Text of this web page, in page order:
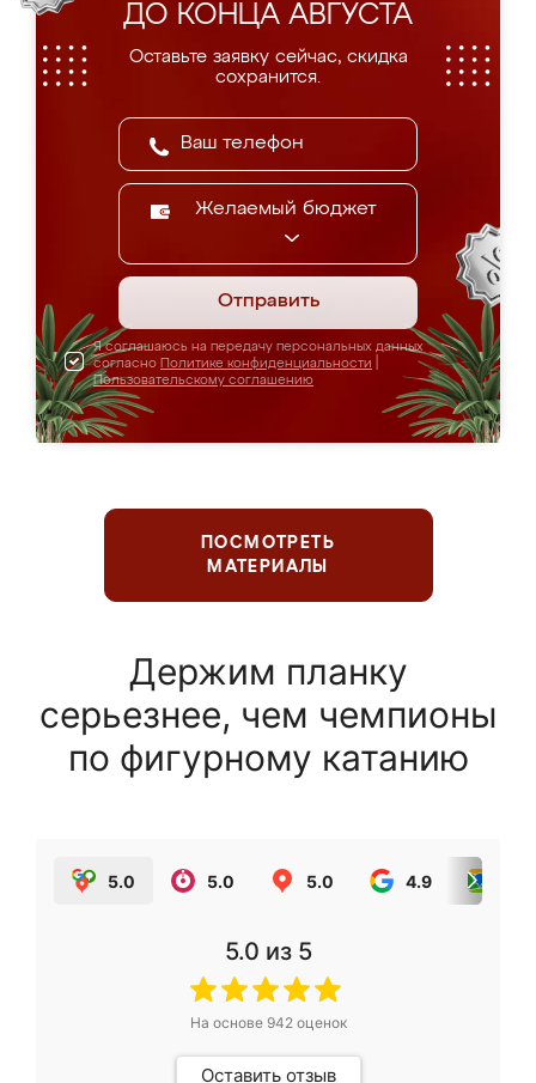
ДО КОНЦА АВГУСТА
Оставьте заявку сейчас, скидка
сохранится.
Желаемый бюджет
Отправить
Я соглашаюсь на передачу персональных данных
согласно Политике конфиденциальности
Пользовательскому соглашению
ПОСМОТРЕТЬ
МАТЕРИАЛЫ
Держим планку
серьезнее, чем чемпионы
по фигурному катанию
5.0 5.0 5.0 4.9
5.0 из 5
На основе 942оценок
Оставить отзыв